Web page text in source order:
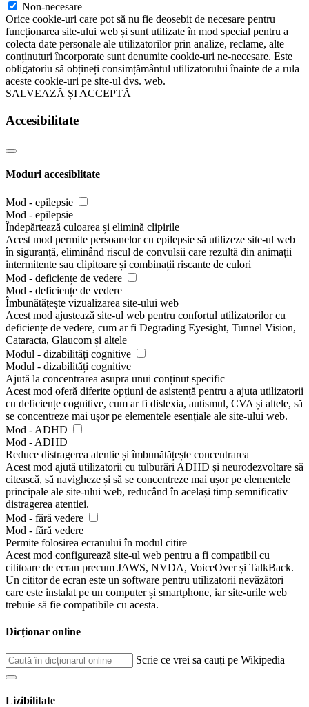
Non-necesare
Orice cookie-uri care pot să nu fie deosebit de necesare pentru
funcționarea site-ului web și sunt utilizate în mod special pentru a
colecta date personale ale utilizatorilor prin analize, reclame, alte
conținuturi încorporate sunt denumite cookie-uri ne-necesare. Este
obligatoriu să obțineți consimțământul utilizatorului înainte de a rula
aceste cookie-uri pe site-ul dvs. web.
SALVEAZĂ ȘI ACCEPTĂ
Accesibilitate
Moduri accesiblitate
Mod - epilepsie
Mod - epilepsie
Îndepărtează culoarea și elimină clipirile
Acest mod permite persoanelor cu epilepsie să utilizeze site-ul web
în siguranță, eliminând riscul de convulsii care rezultă din animații
intermitente sau clipitoare și combinații riscante de culori
Mod - deficiențe de vedere
Mod - deficiențe de vedere
Îmbunătățește vizualizarea site-ului web
Acest mod ajustează site-ul web pentru confortul utilizatorilor cu
deficiențe de vedere, cum ar fi Degrading Eyesight, Tunnel Vision,
Cataracta, Glaucom și altele
Modul - dizabilități cognitive
Modul - dizabilități cognitive
Ajută la concentrarea asupra unui conținut specific
Acest mod oferă diferite opțiuni de asistență pentru a ajuta utilizatorii
cu deficiențe cognitive, cum ar fi dislexia, autismul, CVA și altele, să
se concentreze mai ușor pe elementele esențiale ale site-ului web.
Mod - ADHD
Mod - ADHD
Reduce distragerea atentie și îmbunătățește concentrarea
Acest mod ajută utilizatorii cu tulburări ADHD și neurodezvoltare să
citească, să navigheze și să se concentreze mai ușor pe elementele
principale ale site-ului web, reducând în același timp semnificativ
distragerea atentiei.
Mod - fără vedere
Mod - fără vedere
Permite folosirea ecranului în modul citire
Acest mod configurează site-ul web pentru a fi compatibil cu
cititoare de ecran precum JAWS, NVDA, VoiceOver și TalkBack.
Un cititor de ecran este un software pentru utilizatorii nevăzători
care este instalat pe un computer și smartphone, iar site-urile web
trebuie să fie compatibile cu acesta.
Dicționar online
Scrie ce vrei sa cauți pe Wikipedia
Lizibilitate